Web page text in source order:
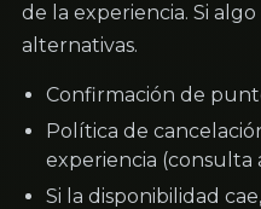
de la experiencia. Si
alternativas.
Confirmación de
Política de
experiencia (consulta
Si la disponibilidad